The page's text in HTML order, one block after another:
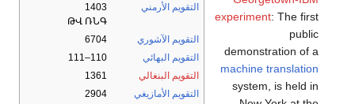
التقويم الأرمني
1403
ԹՎ ՌՆԳ
التقويم الآشوري
6704
التقويم البهائي
110–111
التقويم البنغالي
1361
التقويم الأمازيغي
2904
experiment: The first
public
demonstration of a
machine translation
system, is held in